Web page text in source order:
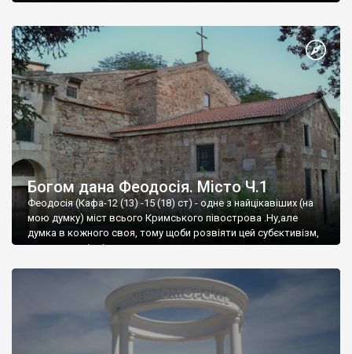
Богом дана Феодосія. Місто Ч.1
Феодосія (Кафа-12 (13) -15 (18) ст) - одне з найцікавіших (на
мою думку) міст всього Кримського півострова .Ну,але
думка в кожного своя, тому щоби розвіяти цей субєктивізм,
запрошую відвідати це